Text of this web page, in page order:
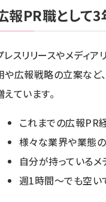
報PR職として
レスリリースやメディ
や広報戦略の立案など
えています。
これまでの広報PR
様々な業界や業態
自分が持っているメ
週1時間〜でも空い